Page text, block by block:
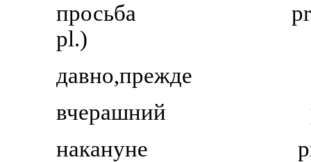
просьба
pl.)
давно,прежде
вчерашний
накануне